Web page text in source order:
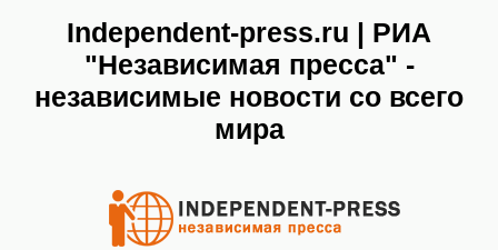
Independent-press.ru | РИА
"Независимая пресса" -
независимые новости со всего
мира